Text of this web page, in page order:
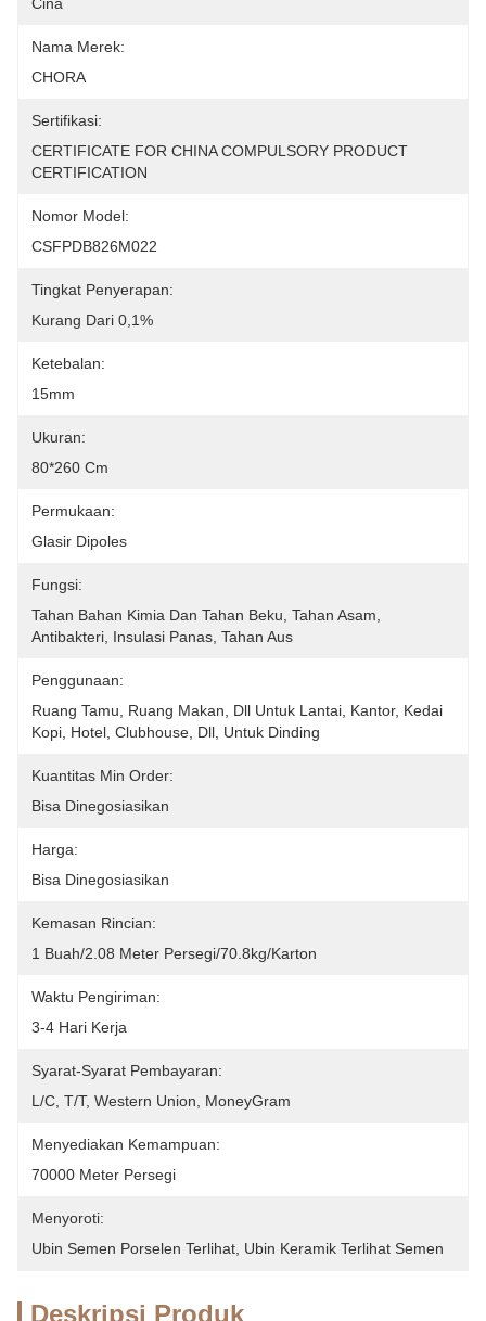
Nama Merek:
CHORA
Sertifikasi:
CERTIFICATE FOR CHINA COMPULSORY PRODUCT
CERTIFICATION
Nomor Model:
CSFPDB826M022
Tingkat Penyerapan:
Kurang Dari 0,1%
Ketebalan:
15mm
Ukuran:
80*260 Cm
Permukaan:
Glasir Dipoles
Fungsi:
Tahan Bahan Kimia Dan Tahan Beku, Tahan Asam,
Antibakteri, Insulasi Panas, Tahan Aus
Penggunaan:
Ruang Tamu, Ruang Makan, Dll Untuk Lantai, Kantor, Kedai
Kopi, Hotel, Clubhouse, Dll, Untuk Dinding
Kuantitas Min Order:
Bisa Dinegosiasikan
Harga:
Bisa Dinegosiasikan
Kemasan Rincian:
1 Buah/2.08 Meter Persegi/70.8kg/karton
Waktu Pengiriman:
3-4 Hari Kerja
Syarat-Syarat Pembayaran:
L/C, T/T, Western Union, MoneyGram
Menyediakan Kemampuan:
70000 Meter Persegi
Menyoroti:
Ubin Semen Porselen Terlihat Ubin Keramik Terlihat Semen
Deskripsi Produk